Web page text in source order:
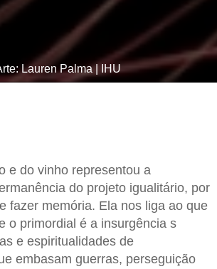
Lauren Palma | IHU
e do vinho representou a
do projeto igualitário, por
fazer memória. Ela nos liga ao que
o primordial é a insurgência s
e espiritualidades de
embasam guerras, perseguição